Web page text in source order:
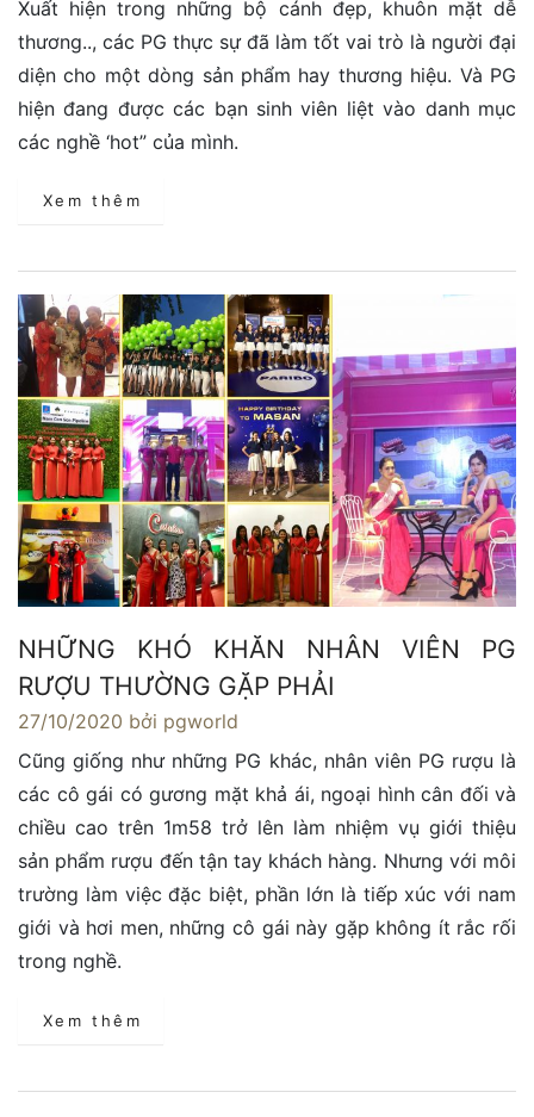
Xuất hiện trong những bộ cánh đẹp, khuôn mặt dễ
thương.., các PG thực sự đã làm tốt vai trò là người đại
diện cho một dòng sản phẩm hay thương hiệu. Và PG
hiện đang được các bạn sinh viên liệt vào danh mục
các nghề ‘hot” của mình.
Xem thêm
NHỮNG KHÓ KHĂN NHÂN VIÊN PG
RƯỢU THƯỜNG GẶP PHẢI
27/10/2020 bởi pgworld
Cũng giống như những PG khác, nhân viên PG rượu là
các cô gái có gương mặt khả ái, ngoại hình cân đối và
chiều cao trên 1m58 trở lên làm nhiệm vụ giới thiệu
sản phẩm rượu đến tận tay khách hàng. Nhưng với môi
trường làm việc đặc biệt, phần lớn là tiếp xúc với nam
giới và hơi men, những cô gái này gặp không ít rắc rối
trong nghề.
Xem thêm